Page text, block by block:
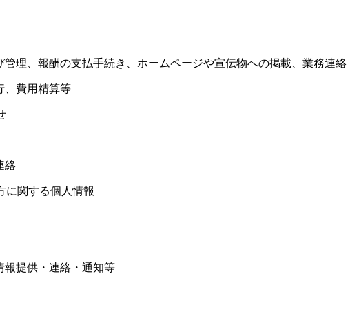
理、報酬の支払手続き、ホームページや宣伝物への掲載、業務連絡
、費用精算等
絡
に関する個人情報
提供・連絡・通知等